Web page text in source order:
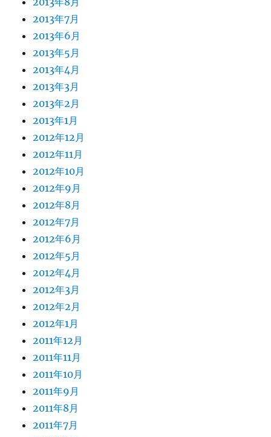
2013年7月
2013年6月
2013年5月
2013年4月
2013年3月
2013年2月
2013年1月
2012年12月
2012年11月
2012年10月
2012年9月
2012年8月
2012年7月
2012年6月
2012年5月
2012年4月
2012年3月
2012年2月
2012年1月
2011年12月
2011年11月
2011年10月
2011年9月
2011年8月
2011年7月